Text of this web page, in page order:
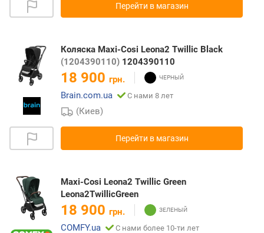
Перейти в магазин
Коляска Maxi-Cosi Leona2 Twillic Black
(1204390110) 1204390110
18 900 грн.
Brain.com.ua
С нами 8 лет
(Киев)
Перейти в магазин
Maxi-Cosi Leona2 Twillic Green
Leona2TwillicGreen
18 900 грн.
COMFY.ua
С нами более 10-ти лет